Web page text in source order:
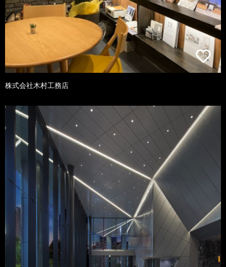
株式会社木村工務店